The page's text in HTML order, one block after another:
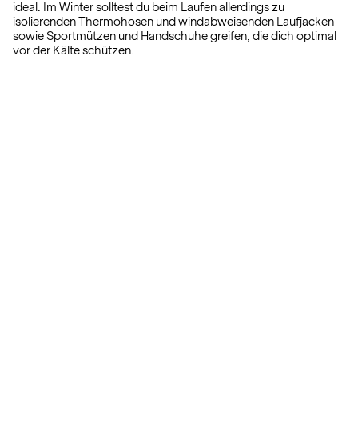
ideal. Im Winter solltest du beim Laufen allerdings zu
isolierenden Thermohosen und windabweisenden Laufjacken
sowie Sportmützen und Handschuhe greifen, die dich optimal
vor der Kälte schützen.